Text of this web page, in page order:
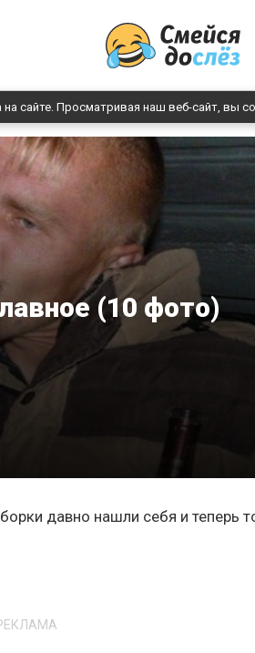
сайте. Просматривая наш веб-сайт, вы
(10 фото)
давно нашли себя и теперь